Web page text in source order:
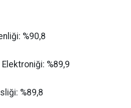
%90,8
Elektroniği: %89,9
%89,8